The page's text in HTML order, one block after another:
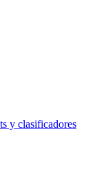
y clasificadores